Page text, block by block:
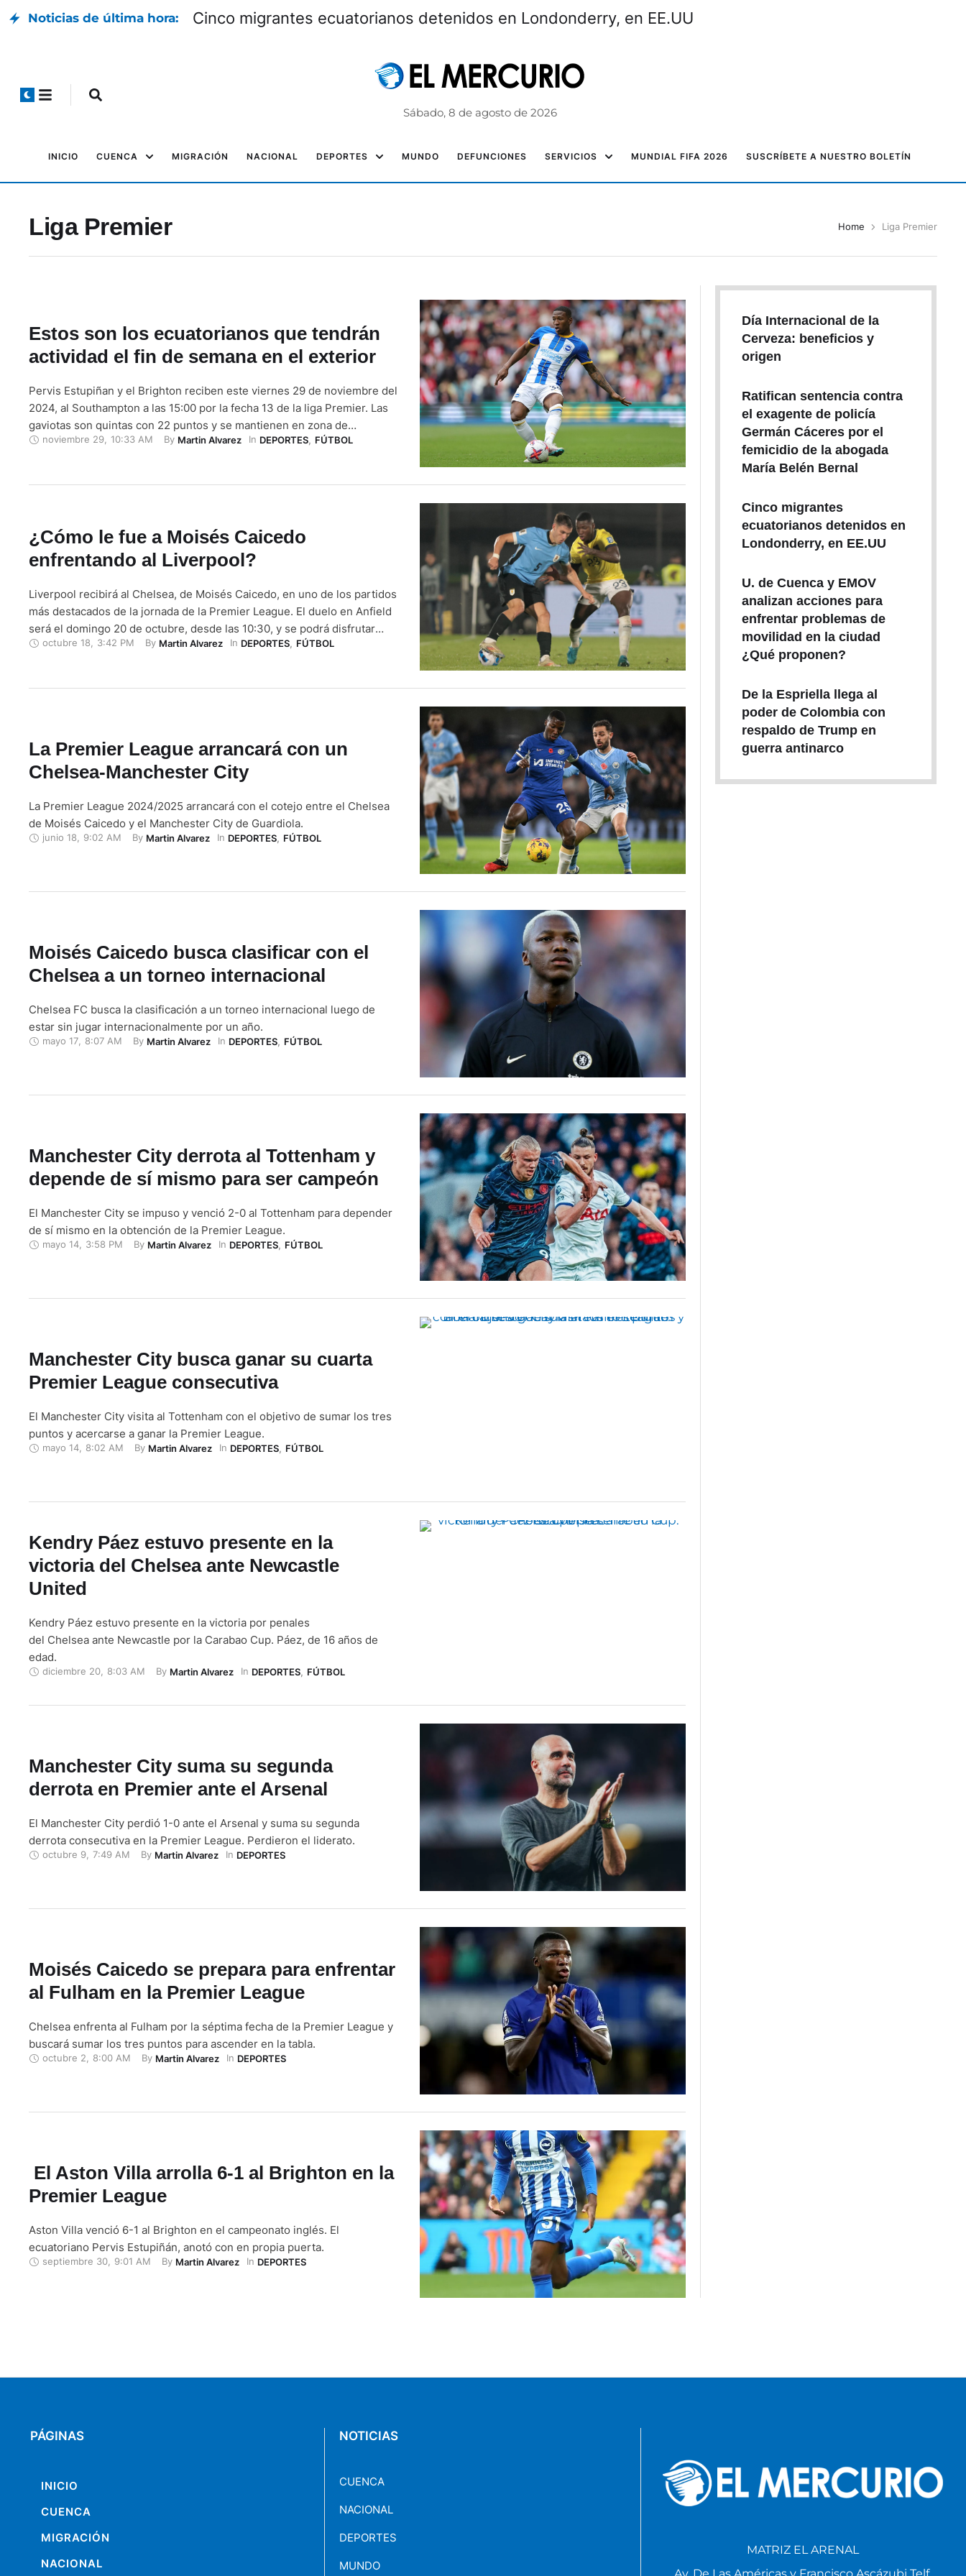
Noticias de última hora: Cinco migrantes ecuatorianos detenidos en Londonderry, en EE.UU
Sábado, 8 de agosto de 2026
INICIO CUENCA MIGRACIÓN NACIONAL DEPORTES MUNDO DEFUNCIONES SERVICIOS MUNDIAL FIFA 2026 SUSCRÍBETE A NUESTRO BOLETÍN
Liga Premier Home Liga Premier
Estos son los ecuatorianos que tendrán
actividad el fin de semana en el exterior
Pervis Estupiñan y el Brighton reciben este viernes 29 de noviembre del
2024, al Southampton a las 15:00 por la fecha 13 de la liga Premier. Las
gaviotas son quintas con 22 puntos y se mantienen en zona de
clasificación a torneo internacional. El Bayer Leverkusen del ecuatoriano
noviembre 29 10:33 AM By Martin Alvarez In DEPORTES, FÚTBOL
¿Cómo le fue a Moisés Caicedo
enfrentando al Liverpool?
Liverpool recibirá al Chelsea, de Moisés Caicedo, en uno de los partidos
más destacados de la jornada de la Premier League. El duelo en Anfield
será el domingo 20 de octubre, desde las 10:30, y se podrá disfrutar
en Disney Plus. Los Blues tratarán de bajar al líder de la Premier
octubre 18 3:42 PM By Martin Alvarez In DEPORTES, FÚTBOL
La Premier League arrancará con un
Chelsea-Manchester City
La Premier League 2024/2025 arrancará con el cotejo entre el Chelsea
de Moisés Caicedo y el Manchester City de Guardiola.
junio 18 9:02 AM By Martin Alvarez In DEPORTES, FÚTBOL
Moisés Caicedo busca clasificar con el
Chelsea a un torneo internacional
Chelsea FC busca la clasificación a un torneo internacional luego de
estar sin jugar internacionalmente por un año.
mayo 17 8:07 AM By Martin Alvarez In DEPORTES, FÚTBOL
Manchester City derrota al Tottenham y
depende de sí mismo para ser campeón
El Manchester City se impuso y venció 2-0 al Tottenham para depender
de sí mismo en la obtención de la Premier League.
mayo 14, 3:58 PM By Martin Alvarez In DEPORTES, FÚTBOL
Manchester City busca ganar su cuarta
Premier League consecutiva
El Manchester City visita al Tottenham con el objetivo de sumar los tres
puntos y acercarse a ganar la Premier League.
mayo 14, 8:02 AM By Martin Alvarez In DEPORTES, FÚTBOL
Kendry Páez estuvo presente en la
victoria del Chelsea ante Newcastle
United
Kendry Páez estuvo presente en la victoria por penales
del Chelsea ante Newcastle por la Carabao Cup. Páez, de 16 años de
edad.
diciembre 20, 8:03 AM By Martin Alvarez In DEPORTES, FÚTBOL
Manchester City suma su segunda
derrota en Premier ante el Arsenal
El Manchester City perdió 1-0 ante el Arsenal y suma su segunda
derrota consecutiva en la Premier League. Perdieron el liderato.
octubre 9, 7:49 AM By Martin Alvarez In DEPORTES
Moisés Caicedo se prepara para enfrentar
al Fulham en la Premier League
Chelsea enfrenta al Fulham por la séptima fecha de la Premier League y
buscará sumar los tres puntos para ascender en la tabla.
octubre 2, 8:00 AM By Martin Alvarez In DEPORTES
El Aston Villa arrolla 6-1 al Brighton en la
Premier League
Aston Villa venció 6-1 al Brighton en el campeonato inglés. El
ecuatoriano Pervis Estupiñán, anotó con en propia puerta.
septiembre 30, 9:01 AM By Martin Alvarez In DEPORTES
Día Internacional de la
Cerveza: beneficios y
origen
Ratifican sentencia contra
el exagente de policía
Germán Cáceres por el
femicidio de la abogada
María Belén Bernal
Cinco migrantes
ecuatorianos detenidos en
Londonderry, en EE.UU
U. de Cuenca y EMOV
analizan acciones para
enfrentar problemas de
movilidad en la ciudad
¿Qué proponen?
De la Espriella llega al
poder de Colombia con
respaldo de Trump en
guerra antinarco
PÁGINAS
INICIO
CUENCA
MIGRACIÓN
NACIONAL
NOTICIAS
CUENCA
NACIONAL
DEPORTES
MUNDO
MATRIZ EL ARENAL